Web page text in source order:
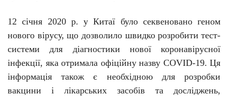
12 січня 2020 р. уКитаї було секвеновано геном
нового вірусу, що дозволило швидкорозробити тест-
системи для діагностики нової коронавірусної
інфекції, яка отримала офіційну назву COVID-19. Ця
інформація також є необхідною для розробки
вакцини і лікарських засобів та досліджень,